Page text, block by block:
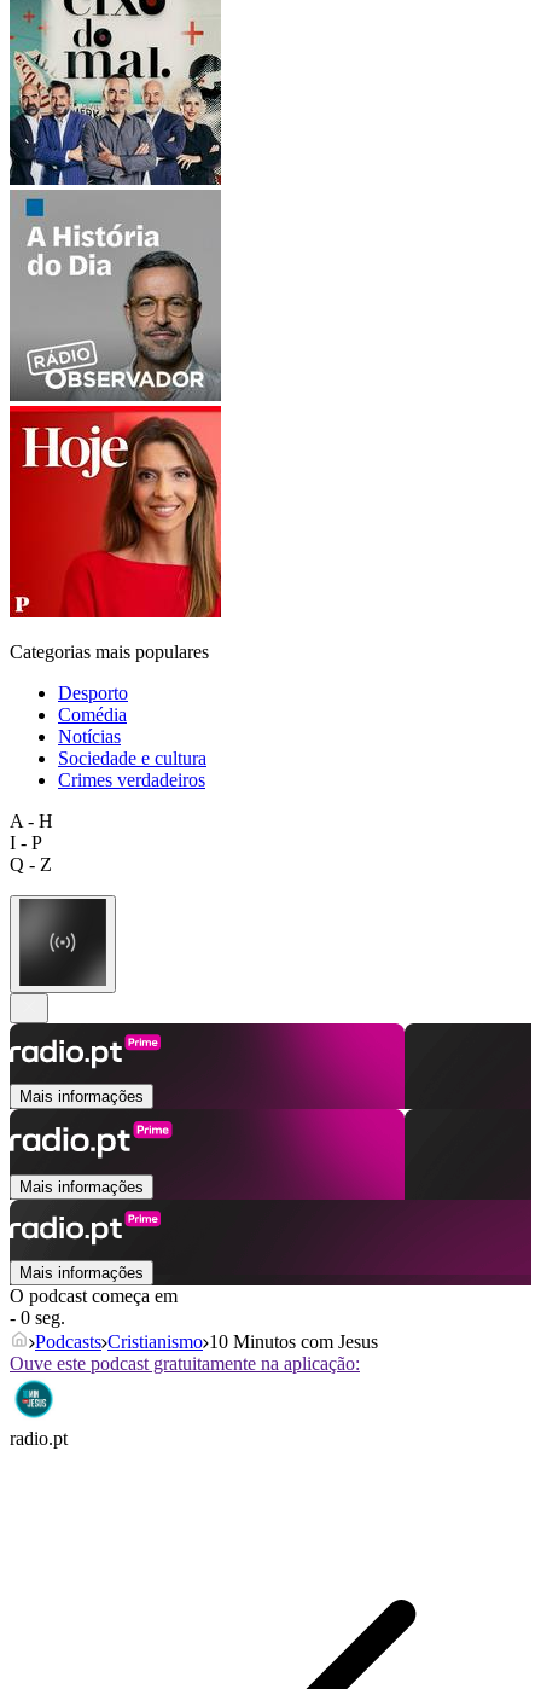
Categorias mais populares
Desporto
Comédia
Notícias
Sociedade e cultura
Crimes verdadeiros
A - H
I - P
Q - Z
Mais informações
Mais informações
Mais informações
O podcast começa em
- 0 seg.
Podcasts Cristianismo 10 Minutos com Jesus
Ouve este podcast gratuitamente na aplicação:
radio.pt